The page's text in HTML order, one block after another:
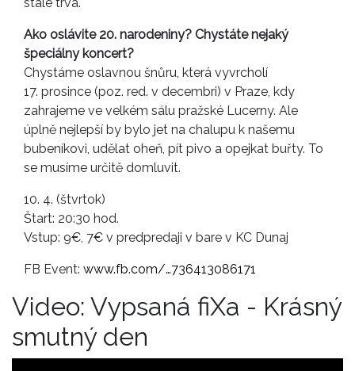
stále trvá.
Ako oslávite 20. narodeniny? Chystáte nejaký
špeciálny koncert?
Chystáme oslavnou šnůru, která vyvrcholí
17. prosince (poz. red. v decembri) v Praze, kdy
zahrajeme ve velkém sálu pražské Lucerny. Ale
úplně nejlepší by bylo jet na chalupu k našemu
bubeníkovi, udělat oheň, pít pivo a opejkat buřty. To
se musíme určitě domluvit.
10. 4. (štvrtok)
Štart: 20:30 hod.
Vstup: 9€, 7€ v predpredaji v bare v KC Dunaj
FB Event: www.fb.com/…736413086171
Video: Vypsaná fiXa - Krásný
smutný den